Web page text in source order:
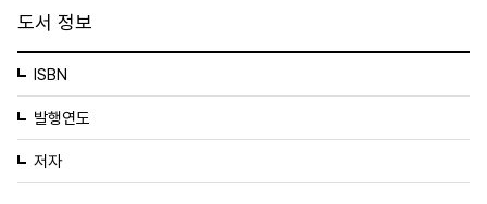
도서 정보
ISBN
발행연도
저자